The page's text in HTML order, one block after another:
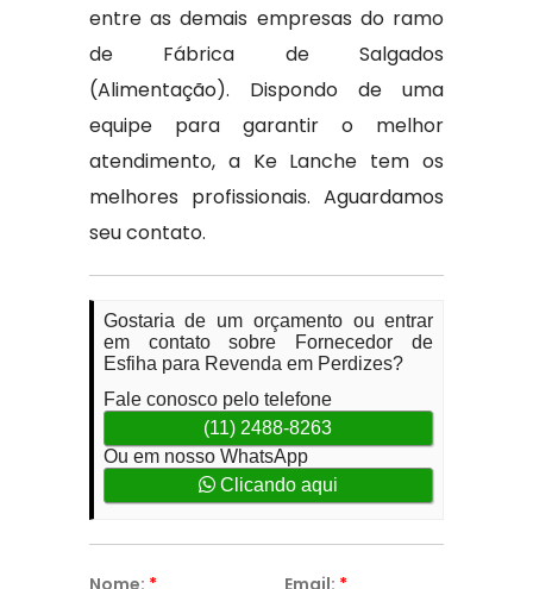
entre as demais empresas do ramo
de Fábrica de Salgados
(Alimentação). Dispondo de uma
equipe para garantir o melhor
atendimento, a Ke Lanche tem os
melhores profissionais. Aguardamos
seu contato.
Gostaria de um orçamento ou entrar
em contato sobre Fornecedor de
Esfiha para Revenda em Perdizes?
Fale conosco pelo telefone
(11) 2488-8263
Ou em nosso WhatsApp
Clicando aqui
Nome: * Email: *